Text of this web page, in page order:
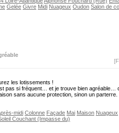
Gelée Givre Midi Nuageux Oudon Salon de
les lotissements !
pas si fréquent… et je trouve bien agréable…
sans aucune protection, sinon un parterre.
midi Colonne Façade Mai Maison Nuageux
Couchant (Impasse du)